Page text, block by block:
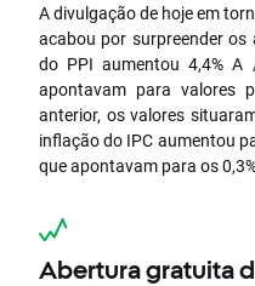
A divulgação de hoje em
acabou por surpreender
do PPI aumentou 4,4%
apontavam para valores
anterior, os valores
inflação do IPC aumentou
que apontavam para os
Abertura gratuita